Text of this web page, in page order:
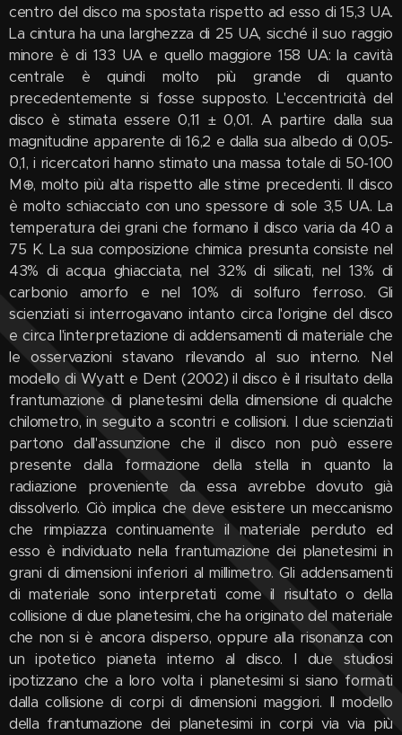
centro del disco ma spostata rispetto ad esso di 15,3 UA.
La cintura ha una larghezza di 25 UA, sicché il suo raggio
minore è di 133 UA e quello maggiore 158 UA: la cavità
centrale è quindi molto più grande di quanto
precedentemente si fosse supposto. L'eccentricità del
disco è stimata essere 0,11 ± 0,01. A partire dalla sua
magnitudine apparente di 16,2 e dalla sua albedo di 0,05-
0,1, i ricercatori hanno stimato una massa totale di 50-100
M⊕, molto più alta rispetto alle stime precedenti. Il disco
è molto schiacciato con uno spessore di sole 3,5 UA. La
temperatura dei grani che formano il disco varia da 40 a
75 K. La sua composizione chimica presunta consiste nel
43% di acqua ghiacciata, nel 32% di silicati, nel 13% di
carbonio amorfo e nel 10% di solfuro ferroso. Gli
scienziati si interrogavano intanto circa l'origine del disco
e circa l'interpretazione di addensamenti di materiale che
le osservazioni stavano rilevando al suo interno. Nel
modello di Wyatt e Dent (2002) il disco è il risultato della
frantumazione di planetesimi della dimensione di qualche
chilometro, in seguito a scontri e collisioni. I due scienziati
partono dall'assunzione che il disco non può essere
presente dalla formazione della stella in quanto la
radiazione proveniente da essa avrebbe dovuto già
dissolverlo. Ciò implica che deve esistere un meccanismo
che rimpiazza continuamente il materiale perduto ed
esso è individuato nella frantumazione dei planetesimi in
grani di dimensioni inferiori al millimetro. Gli addensamenti
di materiale sono interpretati come il risultato o della
collisione di due planetesimi, che ha originato del materiale
che non si è ancora disperso, oppure alla risonanza con
un ipotetico pianeta interno al disco. I due studiosi
ipotizzano che a loro volta i planetesimi si siano formati
dalla collisione di corpi di dimensioni maggiori. Il modello
della frantumazione dei planetesimi in corpi via via più